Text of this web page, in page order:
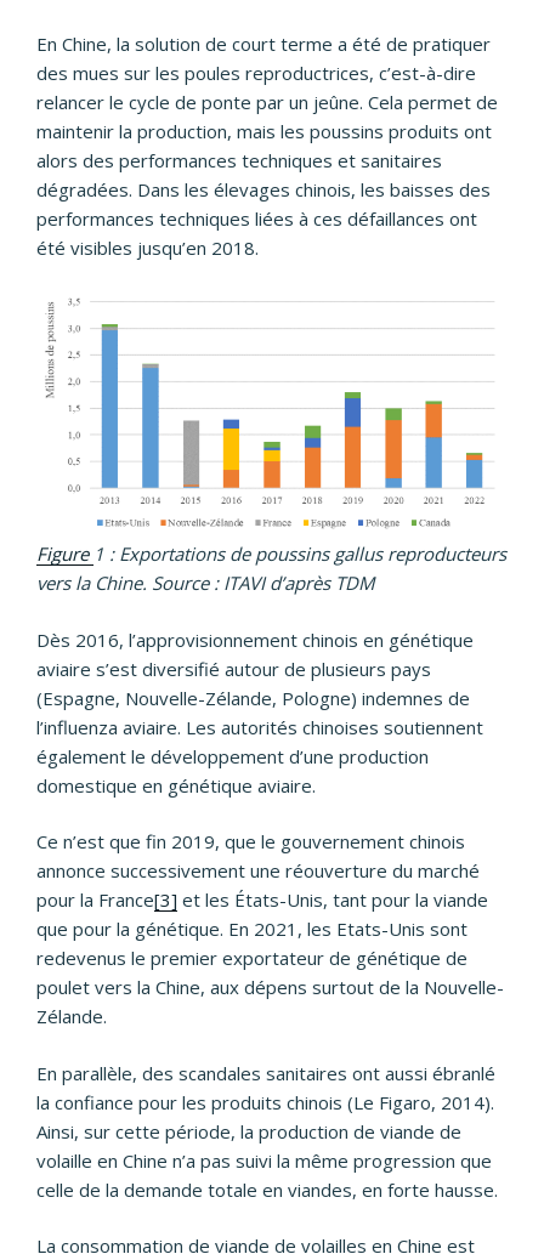
En Chine, la solution de court terme a été de pratiquer
des mues sur les poules reproductrices, c’est-à-dire
relancer le cycle de ponte par un jeûne. Cela permet de
maintenir la production, mais les poussins produits ont
alors des performances techniques et sanitaires
dégradées. Dans les élevages chinois, les baisses des
performances techniques liées à ces défaillances ont
été visibles jusqu’en 2018.
Figure 1 : Exportations de poussins gallus reproducteurs
vers la Chine. Source : ITAVI d’après TDM
Dès 2016, l’approvisionnement chinois en génétique
aviaire s’est diversifié autour de plusieurs pays
(Espagne, Nouvelle-Zélande, Pologne) indemnes de
l’influenza aviaire. Les autorités chinoises soutiennent
également le développement d’une production
domestique en génétique aviaire.
Ce n’est que fin 2019, que le gouvernement chinois
annonce successivement une réouverture du marché
pour la France[3] et les États-Unis, tant pour la viande
que pour la génétique. En 2021, les Etats-Unis sont
redevenus le premier exportateur de génétique de
poulet vers la Chine, aux dépens surtout de la Nouvelle-
Zélande.
En parallèle, des scandales sanitaires ont aussi ébranlé
la confiance pour les produits chinois (Le Figaro, 2014).
Ainsi, sur cette période, la production de viande de
volaille en Chine n’a pas suivi la même progression que
celle de la demande totale en viandes, en forte hausse.
La consommation de viande de volailles en Chine est